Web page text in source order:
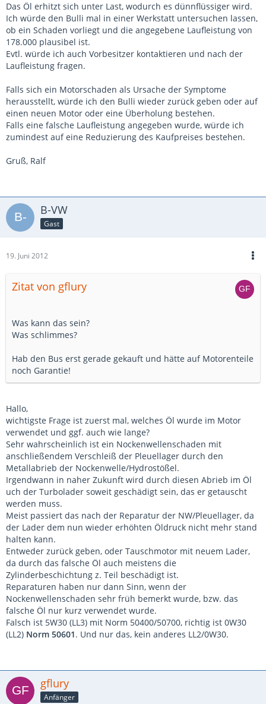
Das Öl erhitzt sich unter Last, wodurch es dünnflüssiger wird.
Ich würde den Bulli mal in einer Werkstatt untersuchen lassen,
ob ein Schaden vorliegt und die angegebene Laufleistung von
178.000 plausibel ist.
Evtl. würde ich auch Vorbesitzer kontaktieren und nach der
Laufleistung fragen.
Falls sich ein Motorschaden als Ursache der Symptome
herausstellt, würde ich den Bulli wieder zurück geben oder auf
einen neuen Motor oder eine Überholung bestehen.
Falls eine falsche Laufleistung angegeben wurde, würde ich
zumindest auf eine Reduzierung des Kaufpreises bestehen.
Gruß, Ralf
B-VW
Gast
19. Juni 2012
Zitat von gflury
Was kann das sein?
Was schlimmes?
Hab den Bus erst gerade gekauft und hätte auf Motorenteile
noch Garantie!
Hallo,
wichtigste Frage ist zuerst mal, welches Öl wurde im Motor
verwendet und ggf. auch wie lange?
Sehr wahrscheinlich ist ein Nockenwellenschaden mit
anschließendem Verschleiß der Pleuellager durch den
Metallabrieb der Nockenwelle/Hydrostößel.
Irgendwann in naher Zukunft wird durch diesen Abrieb im Öl
uch der Turbolader soweit geschädigt sein, das er getauscht
werden muss.
Meist passiert das nach der Reparatur der NW/Pleuellager, da
der Lader dem nun wieder erhöhten Öldruck nicht mehr stand
halten kann.
Entweder zurück geben, oder Tauschmotor mit neuem Lader,
da durch das falsche Öl auch meistens die
Zylinderbeschichtung z. Teil beschädigt ist.
Reparaturen haben nur dann Sinn, wenn der
Nockenwellenschaden sehr früh bemerkt wurde, bzw. das
falsche Öl nur kurz verwendet wurde.
Falsch ist 5W30 (LL3) mit Norm 50400/50700, richtig ist 0W30
(LL2) Norm 50601. Und nur das, kein anderes LL2/0W30.
gflury
Anfänger